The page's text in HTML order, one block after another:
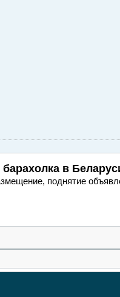
в
поднятие